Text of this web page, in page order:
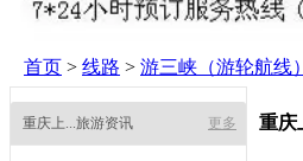
首页 > 线路 > 游三峡（游轮航线）
重庆上...旅游资讯 更多 重庆